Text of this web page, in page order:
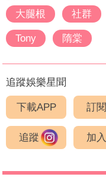
大腿根
社群
Tony 隋棠
追蹤娛樂星聞
下載APP 訂閱
追蹤 加入